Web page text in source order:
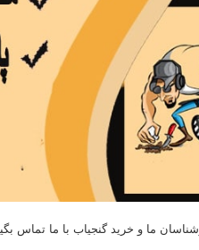
ما و خرید گنجیاب با ما تماس